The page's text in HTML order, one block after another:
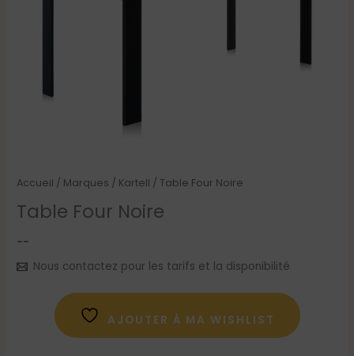
Accueil / Marques / Kartell / Table Four Noire
Table Four Noire
--
Nous contactez pour les tarifs et la disponibilité
AJOUTER À MA WISHLIST